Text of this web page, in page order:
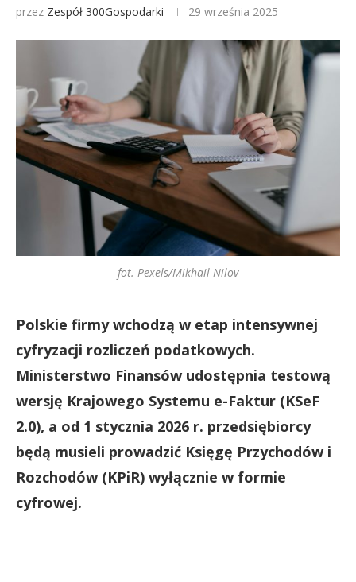
przez Zespół 300Gospodarki 29 września 2025
fot. Pexels/Mikhail Nilov
Polskie firmy wchodzą w etap intensywnej
cyfryzacji rozliczeń podatkowych.
Ministerstwo Finansów udostępnia testową
wersję Krajowego Systemu e-Faktur (KSeF
2.0), a od 1 stycznia 2026 r. przedsiębiorcy
będą musieli prowadzić Księgę Przychodów i
Rozchodów (KPiR) wyłącznie w formie
cyfrowej.